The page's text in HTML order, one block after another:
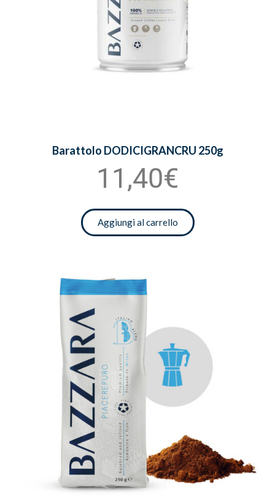
Barattolo DODICIGRANCRU 250g
11,40€
Aggiungi al carrello